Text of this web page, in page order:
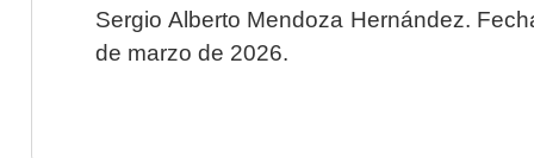
Sergio Alberto Mendoza Hernández.
de marzo de 2026.